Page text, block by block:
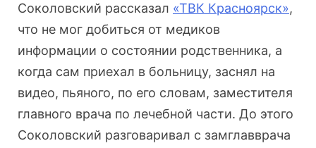
Соколовский рассказал «ТВК Красноярск»,
что не мог добиться от медиков
информации о состоянии родственника, а
когда сам приехал в больницу, заснял на
видео, пьяного, по его словам, заместителя
главного врача по лечебной части. До этого
Соколовский разговаривал с замглавврача